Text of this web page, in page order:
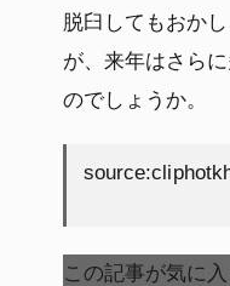
脱臼してもおか
が、来年はさら
のでしょうか。
この記事が気に